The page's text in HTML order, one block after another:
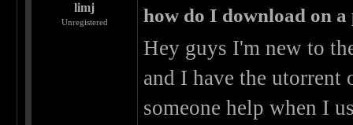
limj
Unregistered how do I download on a
Hey guys I'm new to
and I have the
someone help when I